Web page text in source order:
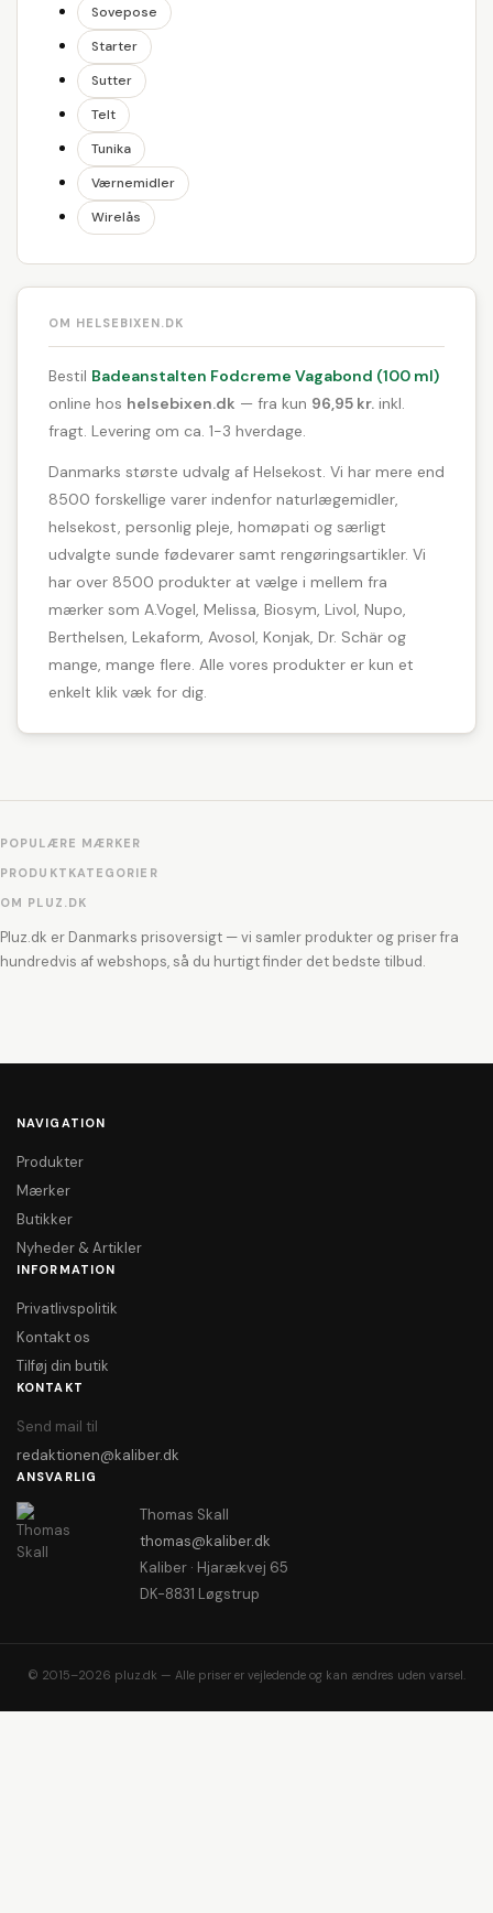
Sovepose
Starter
Sutter
Telt
Tunika
Værnemidler
Wirelås
OM HELSEBIXEN.DK
Bestil Badeanstalten Fodcreme Vagabond (100 ml)
online hos helsebixen.dk — fra kun 96,95 kr. inkl.
fragt. Levering om ca. 1-3 hverdage.
Danmarks største udvalg af Helsekost. Vi har mere end
8500 forskellige varer indenfor naturlægemidler,
helsekost, personlig pleje, homøpati og særligt
udvalgte sunde fødevarer samt rengøringsartikler. Vi
har over 8500 produkter at vælge i mellem fra
mærker som A.Vogel, Melissa, Biosym, Livol, Nupo,
Berthelsen, Lekaform, Avosol, Konjak, Dr. Schär og
mange, mange flere. Alle vores produkter er kun et
enkelt klik væk for dig.
POPULÆRE MÆRKER
PRODUKTKATEGORIER
OM PLUZ.DK
Pluz.dk er Danmarks prisoversigt — vi samler produkter og priser fra
hundredvis af webshops, så du hurtigt finder det bedste tilbud.
NAVIGATION
Produkter
Mærker
Butikker
Nyheder & Artikler
INFORMATION
Privatlivspolitik
Kontakt os
Tilføj din butik
KONTAKT
Send mail til
redaktionen@kaliber.dk
ANSVARLIG
Thomas Skall
thomas@kaliber.dk
Kaliber · Hjarækvej 65
DK-8831 Løgstrup
© 2015–2026 pluz.dk — Alle priser er vejledende og kan ændres uden varsel.